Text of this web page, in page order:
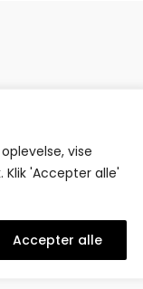
vise
'Accepter alle'
Accepter alle